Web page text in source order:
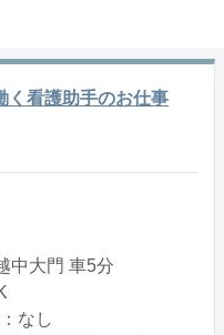
看護助手のお仕事
中大門 車5分
なし